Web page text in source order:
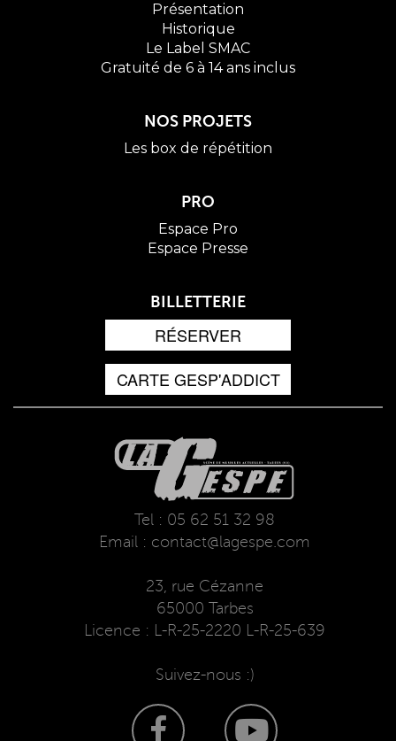
Présentation
Historique
Le Label SMAC
Gratuité de 6 à 14 ans inclus
NOS PROJETS
Les box de répétition
PRO
Espace Pro
Espace Presse
BILLETTERIE
RÉSERVER
CARTE GESP'ADDICT
Tel : 05 62 51 32 98
Email : contact@lagespe.com
23, rue Cézanne
65000 Tarbes
Licence : L-R-25-2220 L-R-25-639
Suivez-nous :)